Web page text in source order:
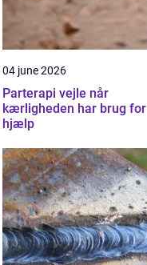
04 june 2026
Parterapi vejle når
kærligheden har brug for
hjælp